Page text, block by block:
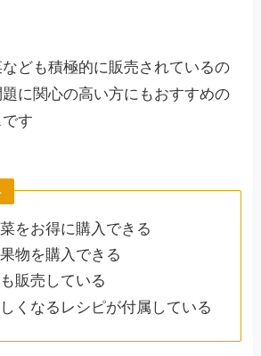
ども積極的に販売されているの
に関心の高い方にもおすすめの
す
をお得に購入できる
物を購入できる
販売している
くなるレシピが付属している